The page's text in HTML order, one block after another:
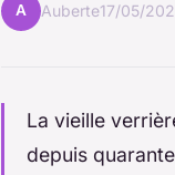
A Auberte17/05/
La vieille
depuis